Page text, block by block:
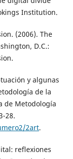
Institution.
(2006). The
D.C.:
y algunas
de la
de Metodología
28.
2art.
reflexiones